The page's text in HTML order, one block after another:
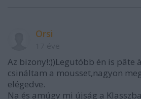
Orsi
Az bizony!:))Legutóbb én is pâte
csináltam a mousset,nagyon
elégedve.
Na és amúgy mi újság a